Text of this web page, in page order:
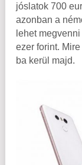
jóslatok 700
azonban a
lehet
ezer forint.
ba kerül majd.